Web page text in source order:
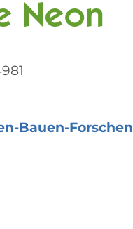
Neon
Bauen-Forschen